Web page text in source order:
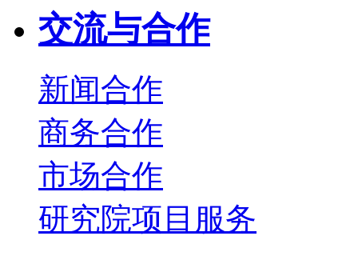
交流与合作
新闻合作
商务合作
市场合作
研究院项目服务